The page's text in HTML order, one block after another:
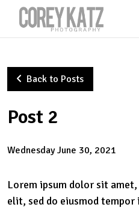
Skip to main content
Back to Posts
Post 2
Wednesday June 30, 2021
Lorem ipsum dolor sit
elit, sed do eiusmod